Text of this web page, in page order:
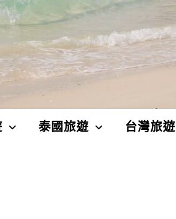
泰國旅遊 台灣旅遊